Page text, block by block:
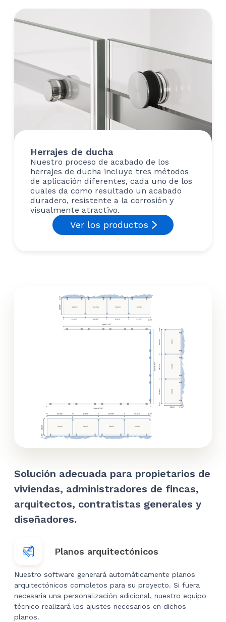
Herrajes de ducha
Nuestro proceso de acabado de los
herrajes de ducha incluye tres métodos
de aplicación diferentes, cada uno de los
cuales da como resultado un acabado
duradero, resistente a la corrosión y
visualmente atractivo.
Ver los productos
Solución adecuada para propietarios de
viviendas, administradores de fincas,
arquitectos, contratistas generales y
diseñadores.
Planos arquitectónicos
Nuestro software generará automáticamente planos
arquitectónicos completos para su proyecto. Si fuera
necesaria una personalización adicional, nuestro equipo
técnico realizará los ajustes necesarios en dichos
planos.